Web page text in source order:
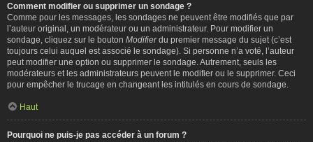
Comment modifier ou supprimer un sondage ?
Comme pour les messages, les sondages ne peuvent être modifiés que par
l’auteur original, un modérateur ou un administrateur. Pour modifier un
sondage, cliquez sur le bouton Modifierdu premier message du sujet (c’est
toujours celui auquel est associé le sondage). Si personne n’a voté, l’auteur
peut modifier une option ou supprimer le sondage. Autrement, seuls les
modérateurs et les administrateurs peuvent le modifier ou le supprimer. Ceci
pour empêcher le trucage en changeant les intitulés en cours de sondage.
Haut
Pourquoi ne puis-je pas accéder à un forum ?